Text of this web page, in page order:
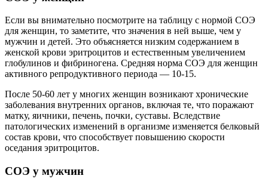
Если вы внимательно посмотрите на таблицу с нормой СОЭ
для женщин, то заметите, что значения в ней выше, чем у
мужчин и детей. Это объясняется низким содержанием в
женской крови эритроцитов и естественным увеличением
глобулинов и фибриногена. Средняя норма СОЭ для женщин
активного репродуктивного периода — 10-15.
После 50-60 лет у многих женщин возникают хронические
заболевания внутренних органов, включая те, что поражают
матку, яичники, печень, почки, суставы. Вследствие
патологических изменений в организме изменяется белковый
состав крови, что способствует повышению скорости
оседания эритроцитов.
СОЭ у мужчин